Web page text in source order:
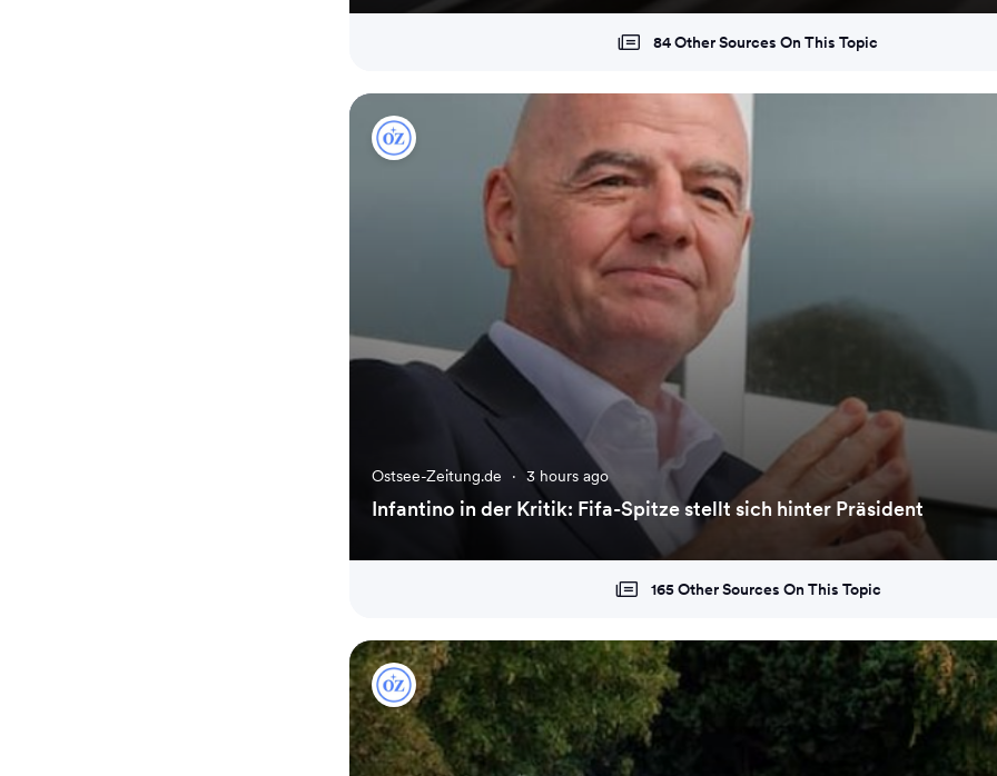
84 Other Sources On This Topic
Ostsee-Zeitung.de · 3 hours ago
Infantino in der Kritik: Fifa-Spitze stellt sich hinter Präsident
165 Other Sources On This Topic